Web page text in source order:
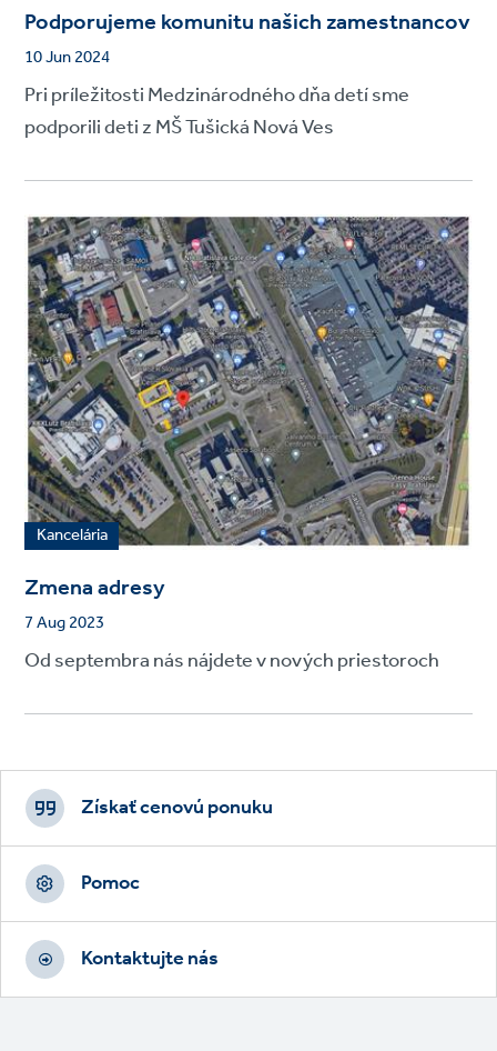
Podporujeme komunitu našich zamestnancov
10 Jun 2024
Pri príležitosti Medzinárodného dňa detí sme
podporili deti z MŠ Tušická Nová Ves
Kancelária
Zmena adresy
7 Aug 2023
Od septembra nás nájdete v nových priestoroch
Footer
CTAs
Získať cenovú ponuku
Pomoc
Kontaktujte nás